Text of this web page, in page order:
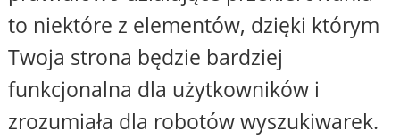
to niektóre z elementów, dzięki którym
Twoja strona będzie bardziej
funkcjonalna dla użytkowników i
zrozumiała dla robotów wyszukiwarek.